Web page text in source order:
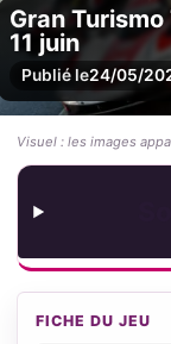
Gran
11 juin
Publié le24/05/
Visuel : les images
FICHE DU JEU